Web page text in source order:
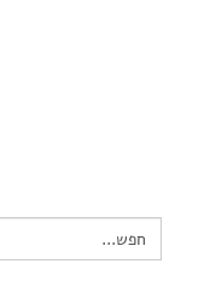
Search
for: